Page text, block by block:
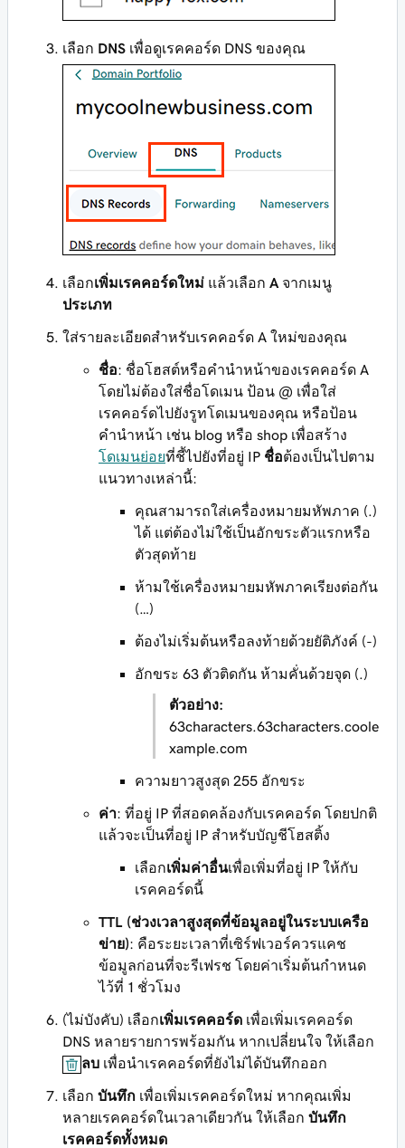
เลือก DNS เพื่อดูเรคคอร์ด DNS ของคุณ
เลือกเพิ่มเรคคอร์ดใหม่ แล้วเลือก A จากเมนู
ประเภท
ใส่รายละเอียดสำหรับเรคคอร์ด A ใหม่ของคุณ
ชื่อ: ชื่อโฮสต์หรือคำนำหน้าของเรคคอร์ด A
โดยไม่ต้องใส่ชื่อโดเมน ป้อน @ เพื่อใส่
เรคคอร์ดไปยังรูทโดเมนของคุณ หรือป้อน
คำนำหน้า เช่น blog หรือ shop เพื่อสร้าง
โดเมนย่อยที่ชี้ไปยังที่อยู่ IP ชื่อต้องเป็นไปตาม
แนวทางเหล่านี้:
คุณสามารถใส่เครื่องหมายมหัพภาค (.)
ได้ แต่ต้องไม่ใช้เป็นอักขระตัวแรกหรือ
ตัวสุดท้าย
ห้ามใช้เครื่องหมายมหัพภาคเรียงต่อกัน
(…)
ต้องไม่เริ่มต้นหรือลงท้ายด้วยยัติภังค์ (-)
อักขระ 63 ตัวติดกัน ห้ามคั่นด้วยจุด (.)
ตัวอย่าง:
63characters.63characters.coole
xample.com
ความยาวสูงสุด 255 อักขระ
ค่า: ที่อยู่ IP ที่สอดคล้องกับเรคคอร์ด โดยปกติ
แล้วจะเป็นที่อยู่ IP สำหรับบัญชีโฮสติ้ง
เลือกเพิ่มค่าอื่นเพื่อเพิ่มที่อยู่ IP ให้กับ
เรคคอร์ดนี้
TTL (ช่วงเวลาสูงสุดที่ข้อมูลอยู่ในระบบเครือ
ข่าย): คือระยะเวลาที่เซิร์ฟเวอร์ควรแคช
ข้อมูลก่อนที่จะรีเฟรช โดยค่าเริ่มต้นกำหนด
ไว้ที่ 1 ชั่วโมง
(ไม่บังคับ) เลือกเพิ่มเรคคอร์ด เพื่อเพิ่มเรคคอร์ด
DNS หลายรายการพร้อมกัน หากเปลี่ยนใจ ให้เลือก
ลบ เพื่อนำเรคคอร์ดที่ยังไม่ได้บันทึกออก
เลือก บันทึก เพื่อเพิ่มเรคคอร์ดใหม่ หากคุณเพิ่ม
หลายเรคคอร์ดในเวลาเดียวกัน ให้เลือก บันทึก
เรคคอร์ดทั้งหมด